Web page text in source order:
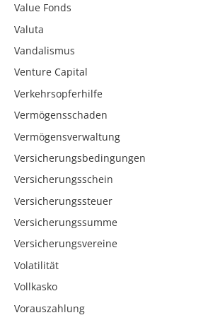
Value Fonds
Valuta
Vandalismus
Venture Capital
Verkehrsopferhilfe
Vermögensschaden
Vermögensverwaltung
Versicherungsbedingungen
Versicherungsschein
Versicherungssteuer
Versicherungssumme
Versicherungsvereine
Volatilität
Vollkasko
Vorauszahlung